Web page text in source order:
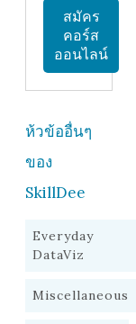
สมัคร
คอร์ส
ออนไลน์
ห้วข้ออื่นๆ
ของ
SkillDee
Everyday
DataViz
Miscellaneous